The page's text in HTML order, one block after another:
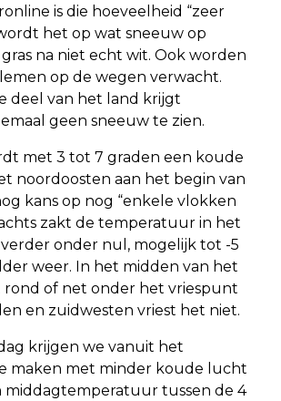
is die hoeveelheid “zeer
het op wat sneeuw op
gras na niet echt wit. Ook worden
op de wegen verwacht.
deel van het land krijgt
geen sneeuw te zien.
met 3 tot 7 graden een koude
noordoosten aan het begin van
kans op nog “enkele vlokken
zakt de temperatuur in het
onder nul, mogelijk tot -5
weer. In het midden van het
rond of net onder het vriespunt
en zuidwesten vriest het niet.
krijgen we vanuit het
maken met minder koude lucht
middagtemperatuur tussen de 4